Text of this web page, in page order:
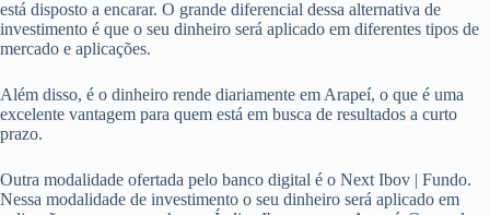
está disposto a encarar. O grande diferencial dessa alternativa de
investimento é que o seu dinheiro será aplicado em diferentes tipos de
mercado e aplicações.
Além disso, é o dinheiro rende diariamente em Arapeí, o que é uma
excelente vantagem para quem está em busca de resultados a curto
prazo.
Outra modalidade ofertada pelo banco digital é o Next Ibov | Fundo.
Nessa modalidade de investimento o seu dinheiro será aplicado em